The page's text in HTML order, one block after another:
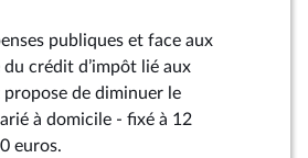
publiques et face aux
du crédit d’impôt lié aux
propose de diminuer le
à domicile - fixé à 12
euros.